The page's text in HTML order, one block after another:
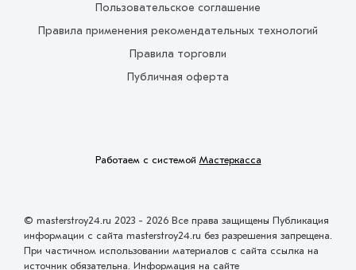
Пользовательское соглашение
Правила применения рекомендательных технологий
Правила торговли
Публичная оферта
Работаем с системой Мастеркасса
© masterstroy24.ru 2023 - 2026 Все права защищены Публикация
информации с сайта masterstroy24.ru без разрешения запрещена.
При частичном использовании материалов с сайта ссылка на
источник обязательна. Информация на сайте